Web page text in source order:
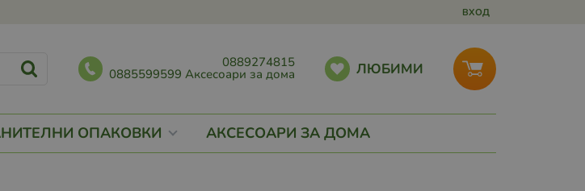
ВХОД
0889274815
0885599599 Аксесоари за дома ЛЮБИМИ
ОПАКОВКИ АКСЕСОАРИ ЗА ДОМА